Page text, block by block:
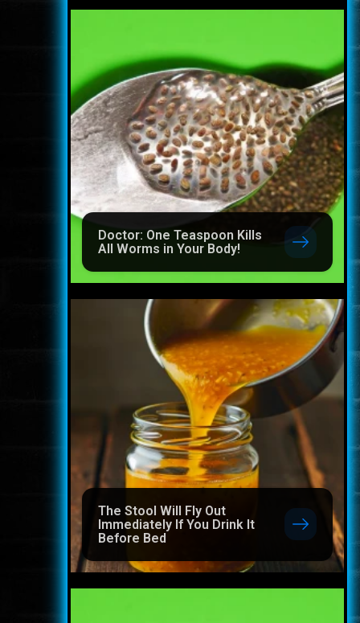
Doctor: One Teaspoon Kills
All Worms in Your Body!
The Stool Will Fly Out
Immediately If You Drink It
Before Bed